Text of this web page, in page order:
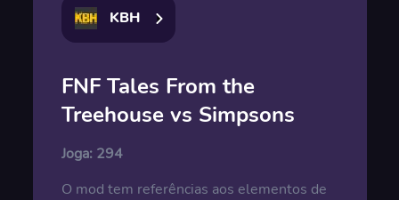
KBH
FNF Tales From the
Treehouse vs Simpsons
Joga: 294
O mod tem referências aos elementos de